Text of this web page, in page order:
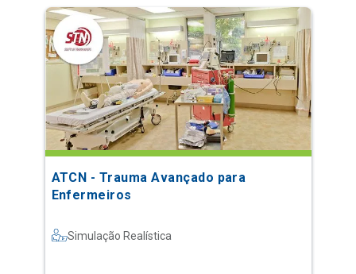
ATCN - Trauma Avançado para
Enfermeiros
Simulação Realística